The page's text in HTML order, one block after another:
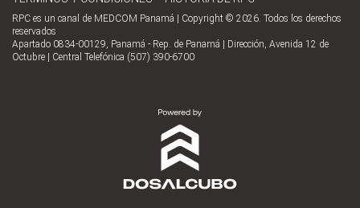
RPC es un canal de MEDCOM Panamá | Copyright © 2026. Todos los derechos
reservados
Apartado 0834-00129, Panamá - Rep. de Panamá | Dirección, Avenida 12 de
Octubre | Central Telefónica (507) 390-6700